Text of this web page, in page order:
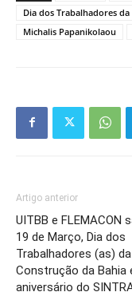
Dia dos Trabalhadores
Michalis Papanikolaou
Artigo anterior
UITBB e FLEMACON
19 de Março, Dia dos
Trabalhadores (as) da
Construção da Bahia
aniversário do